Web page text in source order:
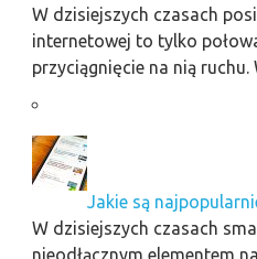
W dzisiejszych czasach
internetowej to tylko
przyciągnięcie na nią ruchu.
Jakie są
W dzisiejszych czasach